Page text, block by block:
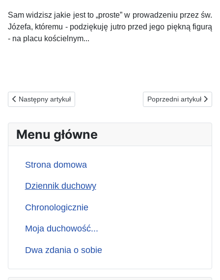
Sam widzisz jakie jest to „proste” w prowadzeniu przez św.
Józefa, któremu - podziękuję jutro przed jego piękną figurą
- na placu kościelnym...
Poprzednia strona: 27.08.2025(ś) ZA TYCH, KTÓRYCH SERCA
Następny artykuł Następna strona:
Poprzedni artykuł
Menu główne
Strona domowa
Dziennik duchowy
Chronologicznie
Moja duchowość...
Dwa zdania o sobie